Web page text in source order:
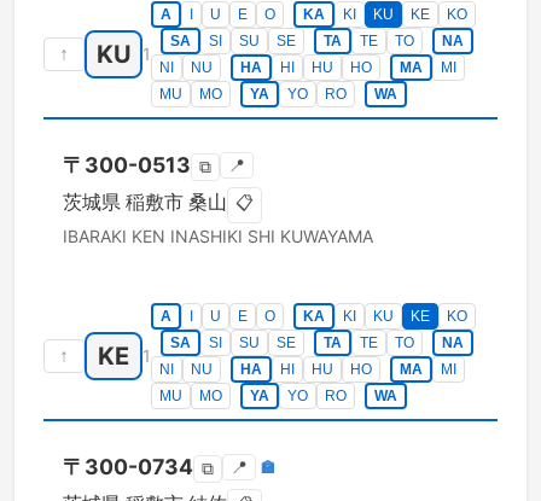
↑ KU 1
A U E O KA KI KU KE
KO
SA
SI SU SE TA TE TO
NA
NI
NU HA HI HU HO MA
MI
MU
MO YA YO RO WA
〒 300-0513 ⧉ 📍
茨城県 稲敷市 桑山 📋
IBARAKI KEN INASHIKI SHI KUWAYAMA
↑ KE 1
A U E O KA KI KU KE
KO
SA
SI SU SE TA TE TO
NA
NI
NU HA HI HU HO MA
MI
MU
MO YA YO RO WA
〒 300-0734 ⧉ 📍 🏣